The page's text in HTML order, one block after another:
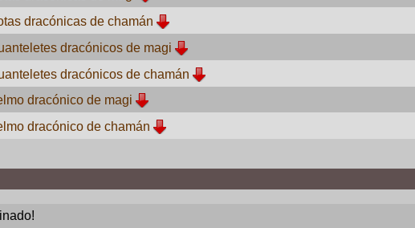
dracónicas de chamán
dracónicos de magi
dracónicos de chamán
dracónico de magi
dracónico de chamán